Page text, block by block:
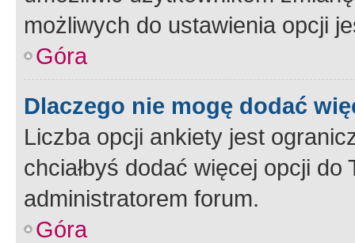
możliwych do ustawienia opcji
Góra
Dlaczego nie mogę dodać
Liczba opcji ankiety jest
chciałbyś dodać więcej opcji
administratorem forum.
Góra